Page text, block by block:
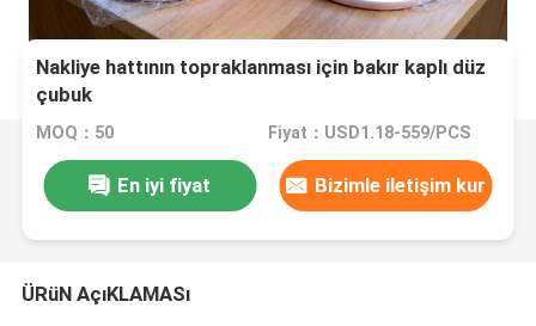
Nakliye hattının topraklanması için bakır kaplı düz
çubuk
MOQ：50 Fiyat：USD1.18-559/PCS
En iyi fiyat Bizimle iletişim kur
ÜRüN AçıKLAMASı